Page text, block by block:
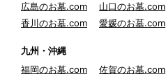
広島のお墓.com
山口のお墓.com
香川のお墓.com
愛媛のお墓.com
九州・沖縄
福岡のお墓.com
佐賀のお墓.com